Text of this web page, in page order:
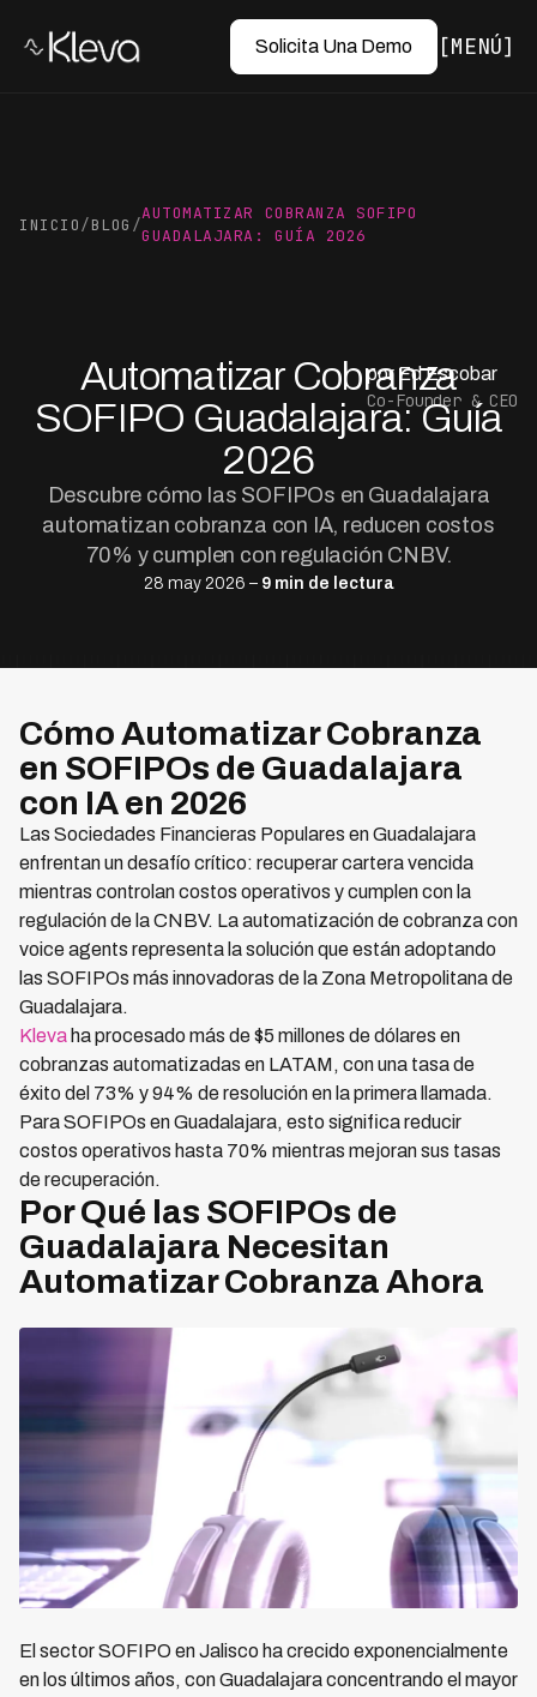
Solicita Una Demo MENÚ
INICIO/BLOG /
AUTOMATIZAR COBRANZA SOFIPO
GUADALAJARA: GUÍA 2026
Automatizar Cobranza
SOFIPO Guadalajara: Guía
2026
Descubre cómo las SOFIPOs en Guadalajara
automatizan cobranza con IA, reducen costos
70% y cumplen con regulación CNBV.
28 may 2026 – 9 min de lectura
por Ed Escobar
Co-Founder & CEO
Cómo Automatizar Cobranza
en SOFIPOs de Guadalajara
con IA en 2026
Las Sociedades Financieras Populares en Guadalajara
enfrentan un desafío crítico: recuperar cartera vencida
mientras controlan costos operativos y cumplen con la
regulación de la CNBV. La automatización de cobranza con
voice agents representa la solución que están adoptando
las SOFIPOs más innovadoras de la Zona Metropolitana de
Guadalajara.
Kleva ha procesado más de $5 millones de dólares en
cobranzas automatizadas en LATAM, con una tasa de
éxito del 73% y 94% de resolución en la primera llamada.
Para SOFIPOs en Guadalajara, esto significa reducir
costos operativos hasta 70% mientras mejoran sus tasas
de recuperación.
Por Qué las SOFIPOs de
Guadalajara Necesitan
Automatizar Cobranza Ahora
El sector SOFIPO en Jalisco ha crecido exponencialmente
en los últimos años, con Guadalajara concentrando el mayor